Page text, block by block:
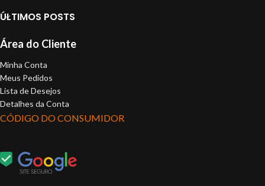
ÚLTIMOS POSTS
Área do Cliente
Minha Conta
Meus Pedidos
Lista de Desejos
Detalhes da Conta
CÓDIGO DO CONSUMIDOR